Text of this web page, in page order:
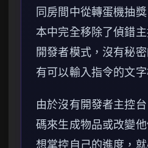
同房間中從轉蛋機抽
本中完全移除了偵錯
開發者模式，沒有秘
有可以輸入指令的文字
由於沒有開發者主控
碼來生成物品或改變
想掌控自己的進度，